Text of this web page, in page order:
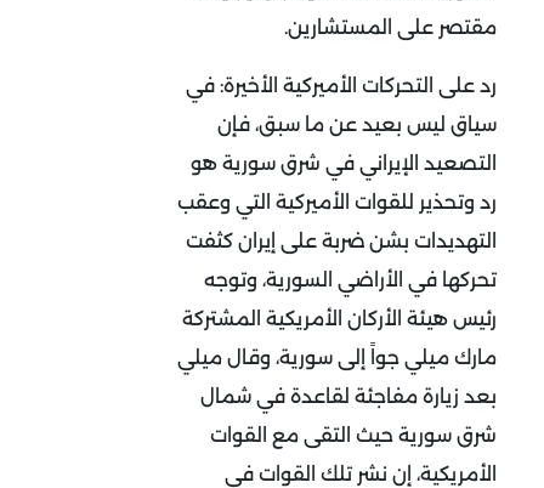
مقتصر على المستشارين.
رد على التحركات الأميركية الأخيرة: في
سياق ليس بعيد عن ما سبق، فإن
التصعيد الإيراني في شرق سورية هو
رد وتحذير للقوات الأميركية التي وعقب
التهديدات بشن ضربة على إيران كثفت
تحركها في الأراضي السورية، وتوجه
رئيس هيئة الأركان الأمريكية المشتركة
مارك ميلي جواً إلى سورية، وقال ميلي
بعد زيارة مفاجئة لقاعدة في شمال
شرق سورية حيث التقى مع القوات
الأمريكية، إن نشر تلك القوات في